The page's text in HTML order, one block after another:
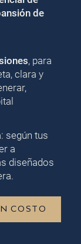
de
, para
clara y
según tus
a
diseñados
COSTO